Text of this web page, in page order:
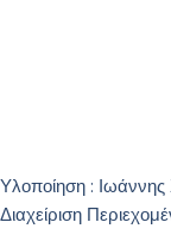
Υλοποίηση :
Διαχείριση